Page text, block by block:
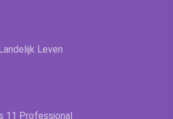
Leven
11 Professional